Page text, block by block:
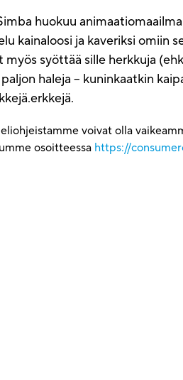
huokuu
kainaloosi ja kaveriksi omiin
myös syöttää sille herkkuja
haleja – kuninkaatkin
voivat olla
osoitteessa https://